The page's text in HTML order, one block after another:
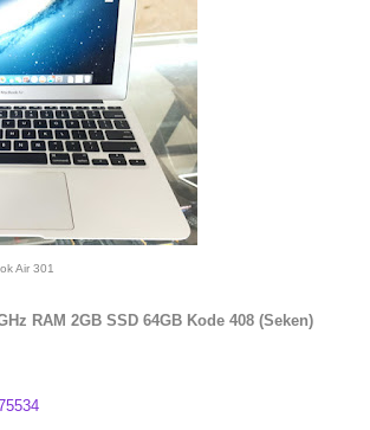
Air 301
RAM 2GB SSD 64GB Kode 408 (Seken)